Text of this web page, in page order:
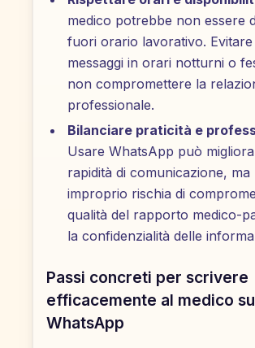
medico potrebbe non essere
fuori orario lavorativo. Evitare
messaggi in orari notturni o
non compromettere la
professionale.
Bilanciare praticità e
Usare WhatsApp può
rapidità di comunicazione, ma
improprio rischia di
qualità del rapporto medico-
la confidenzialità delle
Passi concreti per scrivere
efficacemente al medico su
WhatsApp